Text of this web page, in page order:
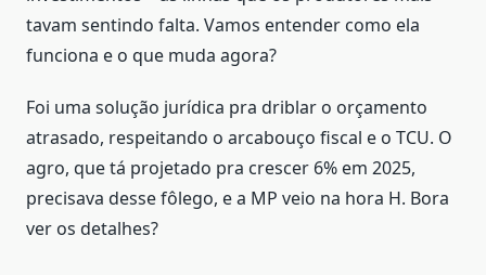
tavam sentindo falta. Vamos entender como ela
funciona e o que muda agora?
Foi uma solução jurídica pra driblar o orçamento
atrasado, respeitando o arcabouço fiscal e o TCU. O
agro, que tá projetado pra crescer 6% em 2025,
precisava desse fôlego, e a MP veio na hora H. Bora
ver os detalhes?